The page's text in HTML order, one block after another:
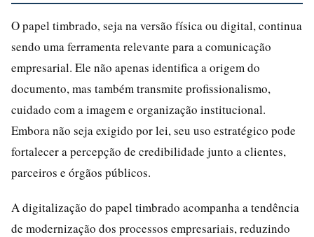
O papel timbrado, seja na versão física ou digital, continua
sendo uma ferramenta relevante para a comunicação
empresarial. Ele não apenas identifica a origem do
documento, mas também transmite profissionalismo,
cuidado com a imagem e organização institucional.
Embora não seja exigido por lei, seu uso estratégico pode
fortalecer a percepção de credibilidade junto a clientes,
parceiros e órgãos públicos.
A digitalização do papel timbrado acompanha a tendência
de modernização dos processos empresariais, reduzindo